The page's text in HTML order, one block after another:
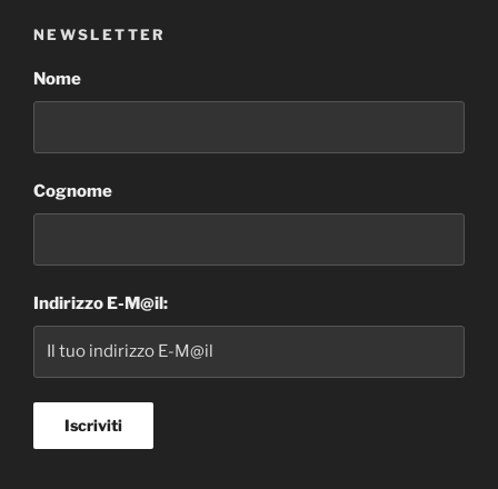
NEWSLETTER
Nome
Cognome
Indirizzo E-M@il: